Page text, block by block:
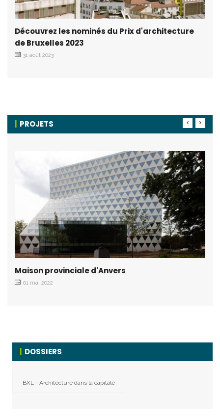
Découvrez les nominés du Prix d'architecture
de Bruxelles 2023
31 août 2023
PROJETS
Maison provinciale d'Anvers
01 mai 2022
DOSSIERS
BXL - Architecture dans la capitale